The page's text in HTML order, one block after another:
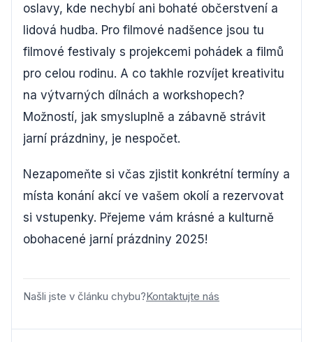
oslavy, kde nechybí ani bohaté občerstvení a
lidová hudba. Pro filmové nadšence jsou tu
filmové festivaly s projekcemi pohádek a filmů
pro celou rodinu. A co takhle rozvíjet kreativitu
na výtvarných dílnách a workshopech?
Možností, jak smysluplně a zábavně strávit
jarní prázdniny, je nespočet.
Nezapomeňte si včas zjistit konkrétní termíny a
místa konání akcí ve vašem okolí a rezervovat
si vstupenky. Přejeme vám krásné a kulturně
obohacené jarní prázdniny 2025!
Našli jste v článku chybu?Kontaktujte nás